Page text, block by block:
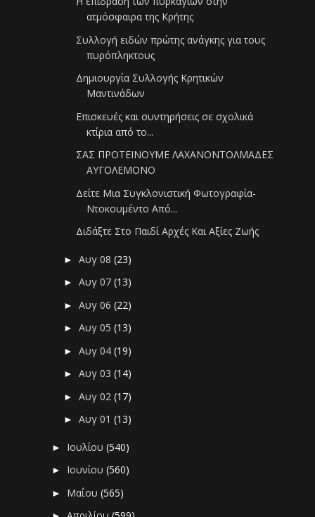
ατμόσφαιρα της Κρήτης
Συλλογή ειδών πρώτης ανάγκης για τους
πυρόπληκτους
Δημιουργία Συλλογής Κρητικών
Μαντινάδων
Επισκευές και συντηρήσεις σε σχολικά
κτίρια από το...
ΣΑΣ ΠΡΟΤΕΙΝΟΥΜΕ ΛΑΧΑΝΟΝΤΟΛΜΑΔΕΣ
ΑΥΓΟΛΕΜΟΝΟ
Δείτε Μια Συγκλονιστική Φωτογραφία-
Ντοκουμέντο Από...
Διδάξτε Στο Παιδί Αρχές Και Αξίες Ζωής
►Αυγ 08(23)
►Αυγ 07(13)
►Αυγ 06(22)
►Αυγ 05(13)
►Αυγ 04(19)
►Αυγ 03(14)
►Αυγ 02(17)
►Αυγ 01(13)
► Ιουλίου(540)
► Ιουνίου(560)
► Μαΐου(565)